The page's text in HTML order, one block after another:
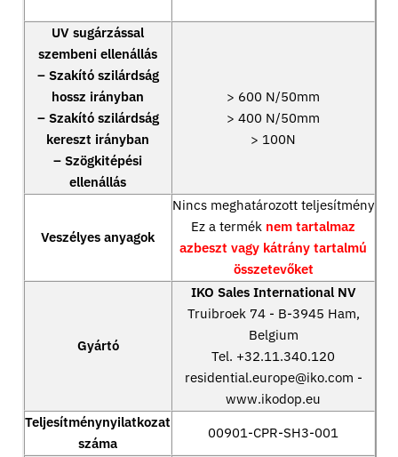
UV sugárzással
szembeni ellenállás
– Szakító szilárdság
hossz irányban
– Szakító szilárdság
kereszt irányban
– Szögkitépési
ellenállás
> 600 N/50mm
> 400 N/50mm
> 100N
Veszélyes anyagok
Nincs meghatározott teljesítmény
Ez a termék nem tartalmaz
azbeszt vagy kátrány tartalmú
összetevőket
Gyártó
IKO Sales International NV
Truibroek 74 - B-3945 Ham,
Belgium
Tel. +32.11.340.120
residential.europe@iko.com -
www.ikodop.eu
Teljesítménynyilatkozat
száma
00901-CPR-SH3-001